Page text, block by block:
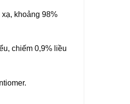
khoảng 98%
chiếm 0,9% liều